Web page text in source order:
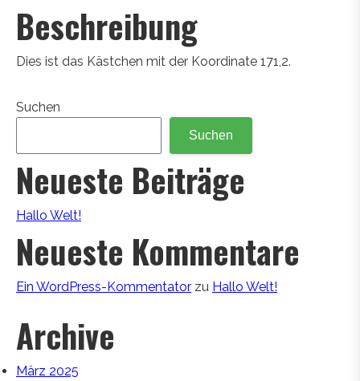
Beschreibung
Dies ist das Kästchen mit der Koordinate 171,2.
Suchen
Suchen
Neueste Beiträge
Hallo Welt!
Neueste Kommentare
Ein WordPress-Kommentator zu Hallo Welt!
Archive
März 2025